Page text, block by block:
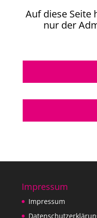
Auf diese Seite
nur der
Impressum
Impressum